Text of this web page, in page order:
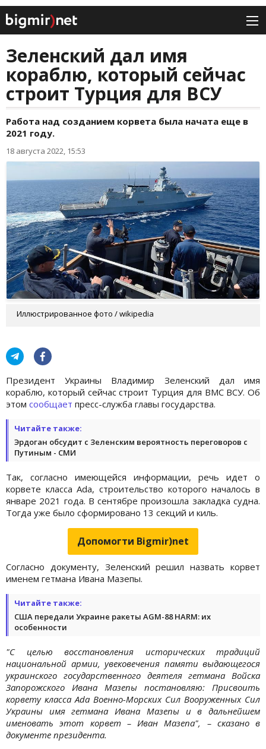
Зеленский дал имя
кораблю, который сейчас
строит Турция для ВСУ
Работа над созданием корвета была начата еще в
2021 году.
18 августа 2022, 15:53
Иллюстрированное фото / wikipedia
Президент Украины Владимир Зеленский дал имя
кораблю, который сейчас строит Турция для ВМС ВСУ. Об
этом сообщает пресс-служба главы государства.
Читайте также:
Эрдоган обсудит с Зеленским вероятность переговоров с
Путиным - СМИ
Так, согласно имеющейся информации, речь идет о
корвете класса Ada, строительство которого началось в
январе 2021 года. В сентябре произошла закладка судна.
Тогда уже было сформировано 13 секций и киль.
Допомогти Bigmir)net
Согласно документу, Зеленский решил назвать корвет
именем гетмана Ивана Мазепы.
Читайте также:
США передали Украине ракеты AGM-88 HARM: их
особенности
"С целью восстановления исторических традиций
национальной армии, увековечения памяти выдающегося
украинского государственного деятеля гетмана Войска
Запорожского Ивана Мазепы постановляю: Присвоить
корвету класса Ada Военно-Морских Сил Вооруженных Сил
Украины имя гетмана Ивана Мазепы и в дальнейшем
именовать этот корвет – Иван Мазепа", – сказано в
документе президента.